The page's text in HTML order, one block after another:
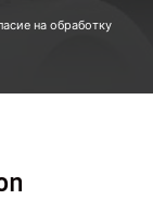
на обработку